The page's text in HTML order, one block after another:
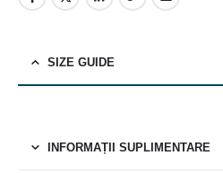
SIZE GUIDE
INFORMAȚII SUPLIMENTARE